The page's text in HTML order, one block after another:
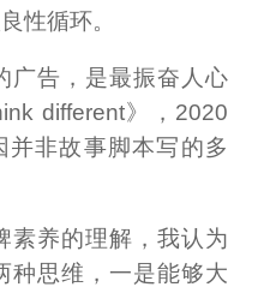
性循环。
广告，是最振奋人心
different》，2020
非故事脚本写的多
素养的理解，我认为
种思维，一是能够大